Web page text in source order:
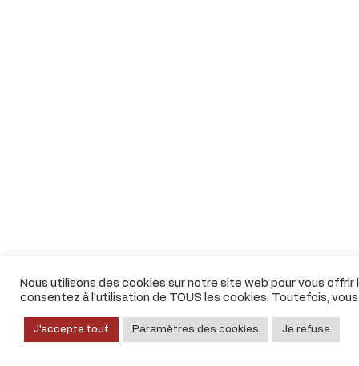
Nous utilisons des cookies sur notre site web pour vous
consentez à l'utilisation de TOUS les cookies. Toutefois,
J'accepte tout Paramètres des cookies Je refuse